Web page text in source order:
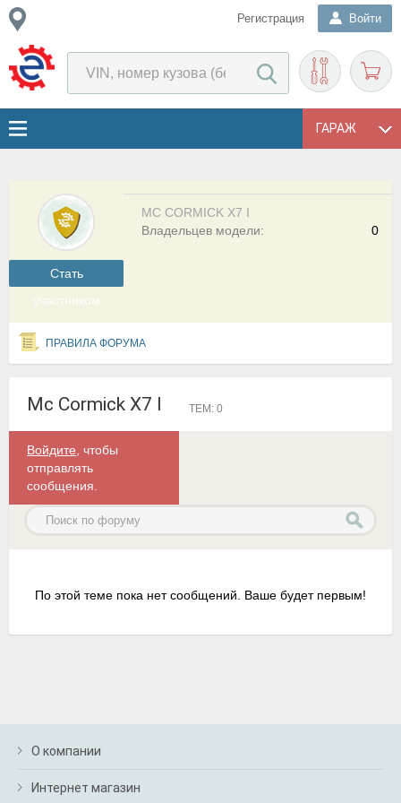
Регистрация Войти
ГАРАЖ
Cтать
участником
MC CORMICK X7 I
0
Владельцев модели:
ПРАВИЛА ФОРУМА
Mc Cormick X7 I ТЕМ: 0
Войдите , чтобы
отправлять
сообщения.
По этой теме пока нет сообщений. Ваше будет первым!
О компании
Интернет магазин